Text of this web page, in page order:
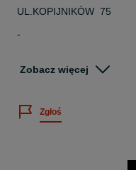
UL.KOPIJNIKÓW 75
-
DANE
PRODUCENT :
MODEL :
NOŚNOŚĆ :
Zobacz więcej
Zgłoś